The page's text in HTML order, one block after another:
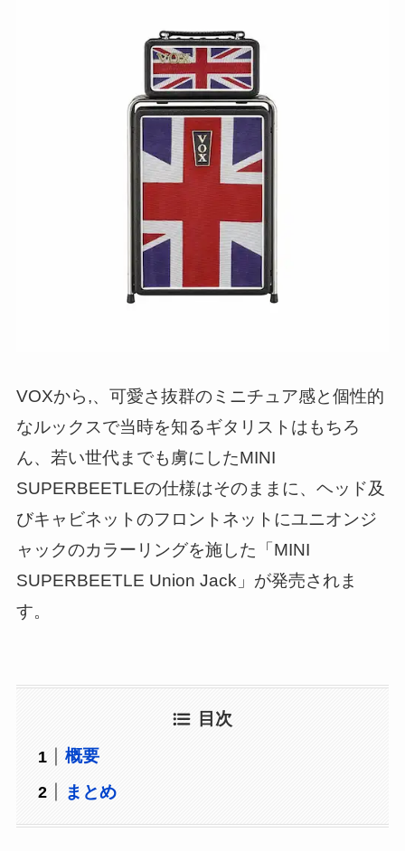
VOXから,、可愛さ抜群のミニチュア感と個性的
なルックスで当時を知るギタリストはもちろ
ん、若い世代までも虜にしたMINI
SUPERBEETLEの仕様はそのままに、ヘッド及
びキャビネットのフロントネットにユニオンジ
ャックのカラーリングを施した「MINI
SUPERBEETLE Union Jack」が発売されま
す。
目次
概要
まとめ